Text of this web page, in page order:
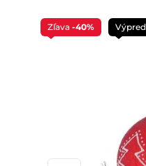
Zľava -40%